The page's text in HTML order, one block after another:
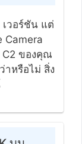
เวอร์ชัน แต่
Camera
C2 ของคุณ
าหรือไม่ สิ่ง